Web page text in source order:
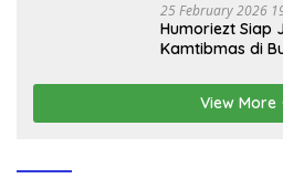
25 February 2026
Humoriezt Siap
Kamtibmas di
View More